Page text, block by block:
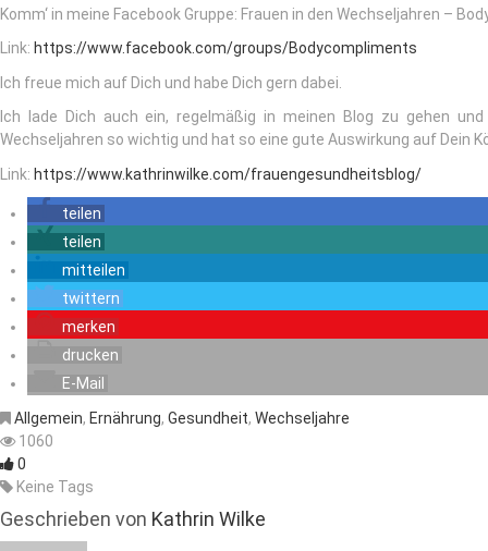
Komm‘ in meine Facebook Gruppe: Frauen in den Wechseljahren –
Link: https://www.facebook.com/groups/Bodycompliments
Ich freue mich auf Dich und habe Dich gern dabei.
Ich lade Dich auch ein, regelmäßig in meinen Blog zu gehen
Wechseljahren so wichtig und hat so eine gute Auswirkung auf Dein
Link: https://www.kathrinwilke.com/frauengesundheitsblog/
teilen
teilen
mitteilen
twittern
merken
drucken
E-Mail
Allgemein, Ernährung, Gesundheit, Wechseljahre
1060
0
Keine Tags
Geschrieben von Kathrin Wilke